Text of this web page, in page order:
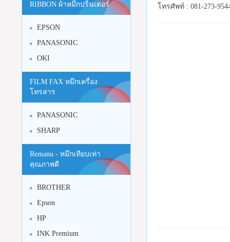
โทรศัพท์ : 081-273-
RIBBON ผ้าหมึกปริ้นเตอร์
EPSON
PANASONIC
OKI
FILM FAX หมึกเครื่อง
โทรสาร
PANASONIC
SHARP
Remanu - หมึกเทียบเท่า
คุณภาพดี
BROTHER
Epson
HP
INK Premium